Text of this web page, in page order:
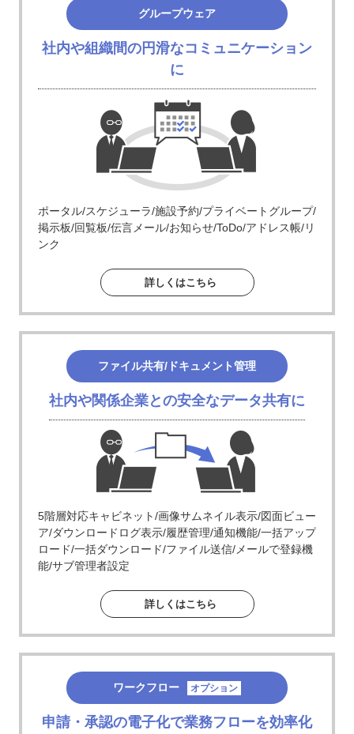
グループウェア
社内や組織間の円滑なコミュニケーション
に
ポータル/スケジューラ/施設予約/プライベートグループ/
掲示板/回覧板/伝言メール/お知らせ/ToDo/アドレス帳/リ
ンク
詳しくはこちら
ファイル共有/ドキュメント管理
社内や関係企業との安全なデータ共有に
5階層対応キャビネット/画像サムネイル表示/図面ビュー
ア/ダウンロードログ表示/履歴管理/通知機能/一括アップ
ロード/一括ダウンロード/ファイル送信/メールで登録機
能/サブ管理者設定
詳しくはこちら
ワークフロー オプション
申請・承認の電子化で業務フローを効率化